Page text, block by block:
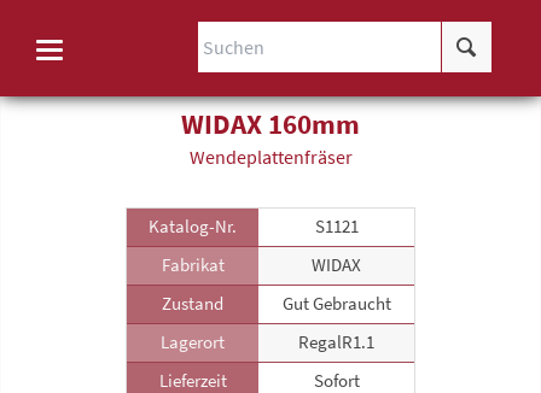
WIDAX 160mm
Wende­plattenfräser
Katalog-Nr.
S1121
Fabrikat
WIDAX
Zustand
Gut Gebraucht
Lagerort
RegalR1.1
Lieferzeit
Sofort